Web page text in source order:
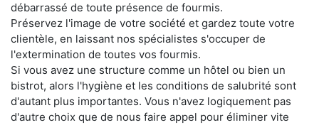
débarrassé de toute présence de fourmis.
Préservez l'image de votre société et gardez toute votre
clientèle, en laissant nos spécialistes s'occuper de
l'extermination de toutes vos fourmis.
Si vous avez une structure comme un hôtel ou bien un
bistrot, alors l'hygiène et les conditions de salubrité sont
d'autant plus importantes. Vous n'avez logiquement pas
d'autre choix que de nous faire appel pour éliminer vite